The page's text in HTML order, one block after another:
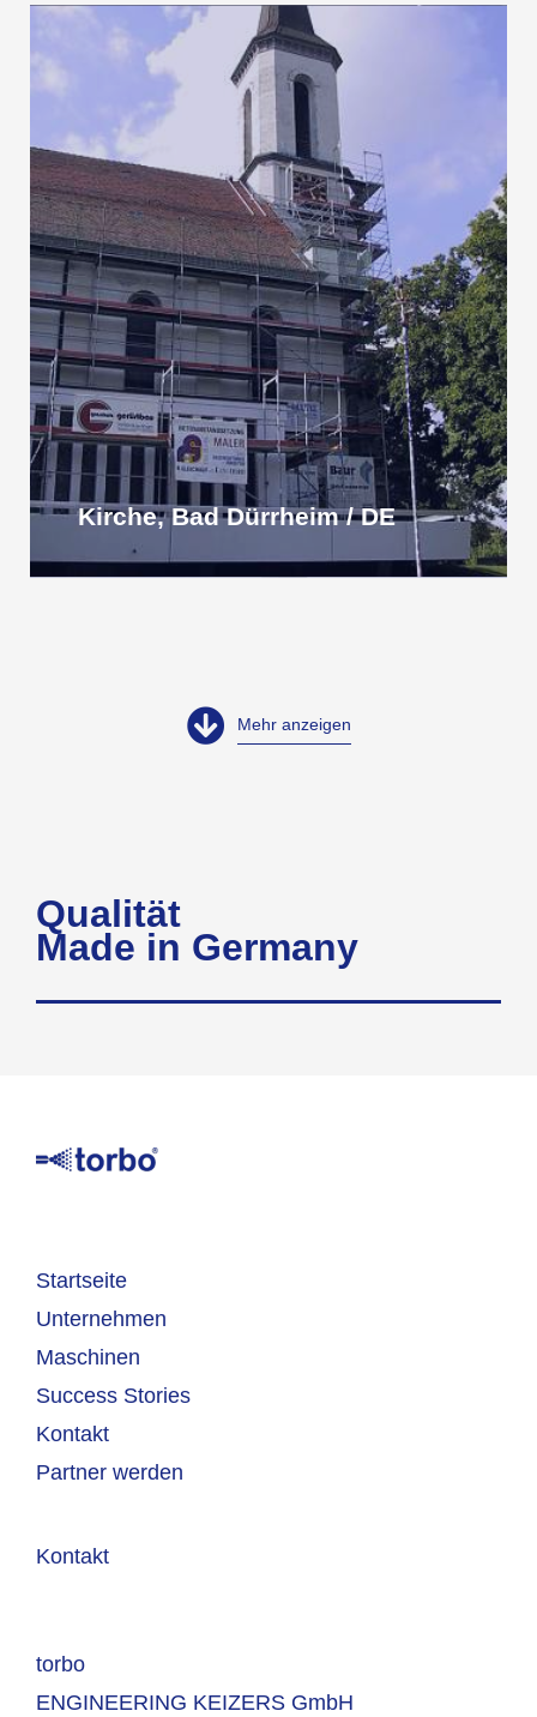
Kirche, Bad Dürrheim / DE
Mehr anzeigen
Qualität
Made in Germany
Startseite
Unternehmen
Maschinen
Success Stories
Kontakt
Partner werden
Kontakt
torbo
ENGINEERING KEIZERS GmbH